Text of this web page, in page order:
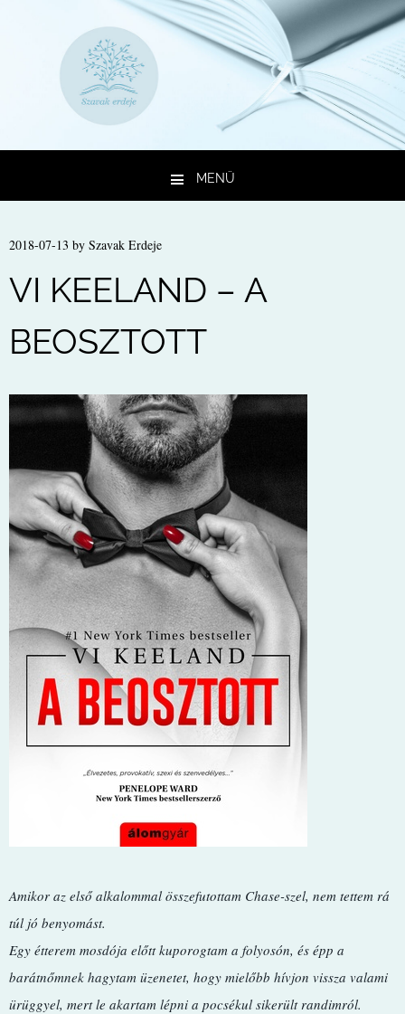
MENÜ
2018-07-13 by Szavak Erdeje
VI KEELAND – A
BEOSZTOTT
Amikor az első alkalommal összefutottam Chase-szel, nem tettem rá
túl jó benyomást.
Egy étterem mosdója előtt kuporogtam a folyosón, és épp a
barátnőmnek hagytam üzenetet, hogy mielőbb hívjon vissza valami
ürüggyel, mert le akartam lépni a pocsékul sikerült randimról.